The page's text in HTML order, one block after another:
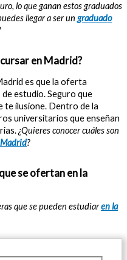
lo que ganan estos graduados
llegar a ser un graduado
en Madrid?
es que la oferta
estudio. Seguro que
te ilusione. Dentro de la
universitarios que enseñan
¿Quieres conocer cuáles son
?
se ofertan en la
que se pueden estudiaren la